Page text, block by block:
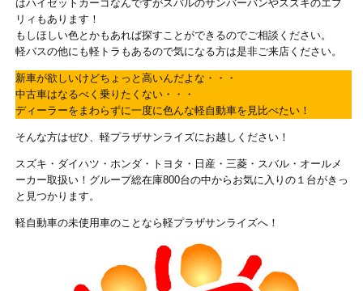
はハイゼットカーゴなんですがスバルのサンバーバンやスズキのエブ
リィもあります！
もしほしい色とかもあれば探すことができるのでご相談ください。
軽バスの他にも軽トラもあるので気になる方は是非ご来店ください。
新車が欲しいけどちょっと高いんだよな・・・
中古車はなるべく乗りたくない・・・
ディーラーをまわらずに一度に色んな軽自動車を見比べたい！
そんな方はぜひ、軽プラザサンライズにお越しください！
スズキ・ダイハツ・ホンダ・トヨタ・日産・三菱・スバル・オールメ
ーカー取扱い！グループ総在庫800台の中からお気に入りの１台がきっ
と見つかります。
軽自動車の未使用車のことなら軽プラザサンライズへ！